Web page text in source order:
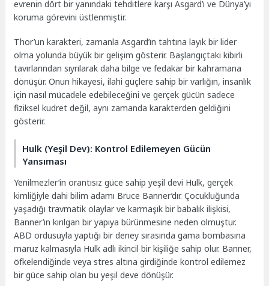
evrenin dört bir yanındaki tehditlere karşı Asgard’ı ve Dünya’yı
koruma görevini üstlenmiştir.
Thor’un karakteri, zamanla Asgard’ın tahtına layık bir lider
olma yolunda büyük bir gelişim gösterir. Başlangıçtaki kibirli
tavırlarından sıyrılarak daha bilge ve fedakar bir kahramana
dönüşür. Onun hikayesi, ilahi güçlere sahip bir varlığın, insanlık
için nasıl mücadele edebileceğini ve gerçek gücün sadece
fiziksel kudret değil, aynı zamanda karakterden geldiğini
gösterir.
Hulk (Yeşil Dev): Kontrol Edilemeyen Gücün
Yansıması
Yenilmezler’in orantısız güce sahip yeşil devi Hulk, gerçek
kimliğiyle dahi bilim adamı Bruce Banner’dır. Çocukluğunda
yaşadığı travmatik olaylar ve karmaşık bir babalık ilişkisi,
Banner’ın kırılgan bir yapıya bürünmesine neden olmuştur.
ABD ordusuyla yaptığı bir deney sırasında gama bombasına
maruz kalmasıyla Hulk adlı ikincil bir kişiliğe sahip olur. Banner,
öfkelendiğinde veya stres altına girdiğinde kontrol edilemez
bir güce sahip olan bu yeşil deve dönüşür.